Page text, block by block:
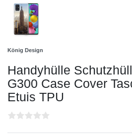
König Design
Handyhülle
G300 Case Cover
Etuis TPU